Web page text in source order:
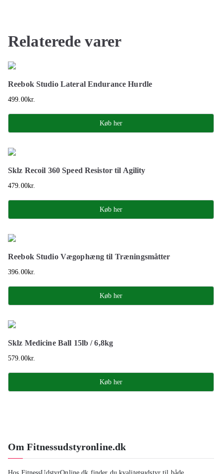
Relaterede varer
Reebok Studio Lateral Endurance Hurdle
499.00kr.
Køb her
Sklz Recoil 360 Speed Resistor til Agility
479.00kr.
Køb her
Reebok Studio Vægophæng til Træningsmåtter
396.00kr.
Køb her
Sklz Medicine Ball 15lb / 6,8kg
579.00kr.
Køb her
Om Fitnessudstyronline.dk